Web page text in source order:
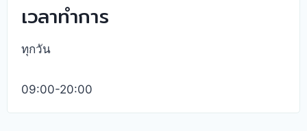
เวลาทำการ
ทุกวัน
09:00-20:00